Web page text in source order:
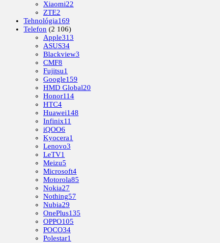
Xiaomi22
ZTE2
Tehnológia169
Telefon (2 106)
Apple313
ASUS34
Blackview3
CMF8
Fujitsu1
Google159
HMD Global20
Honor114
HTC4
Huawei148
Infinix11
iQOO6
Kyocera1
Lenovo3
LeTV1
Meizu5
Microsoft4
Motorola85
Nokia27
Nothing57
Nubia29
OnePlus135
OPPO105
POCO34
Polestar1